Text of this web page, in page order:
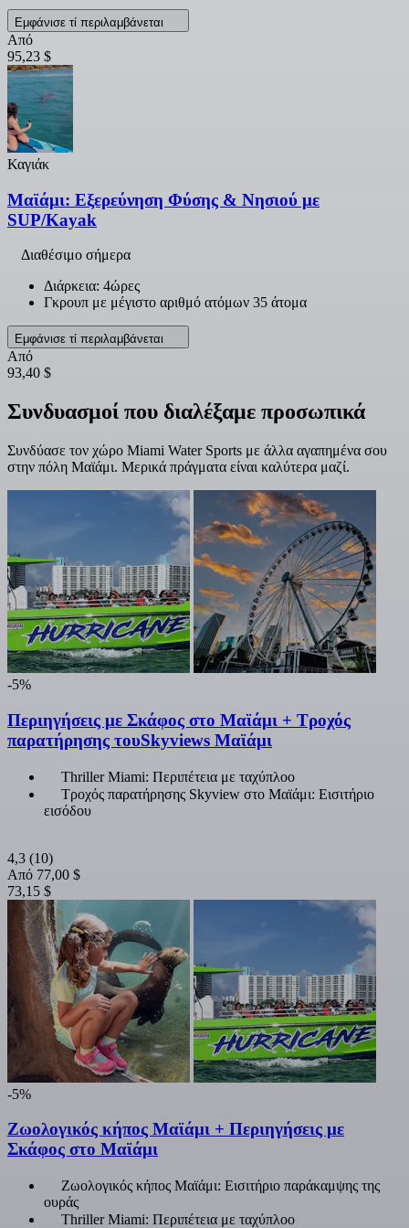
Εμφάνισε τί περιλαμβάνεται
Από
95,23 $
Καγιάκ
Μαϊάμι: Εξερεύνηση Φύσης & Νησιού με
SUP/Kayak
Διαθέσιμο σήμερα
Διάρκεια: 4ώρες
Γκρουπ με μέγιστο αριθμό ατόμων 35 άτομα
Εμφάνισε τί περιλαμβάνεται
Από
93,40 $
Συνδυασμοί που διαλέξαμε προσωπικά
Συνδύασε τον χώρο Miami Water Sports με άλλα αγαπημένα σου
στην πόλη Μαϊάμι. Μερικά πράγματα είναι καλύτερα μαζί.
-5%
Περιηγήσεις με Σκάφος στο Μαϊάμι + Τροχός
παρατήρησης τουSkyviews Μαϊάμι
Thriller Miami: Περιπέτεια με ταχύπλοο
Τροχός παρατήρησης Skyview στο Μαϊάμι: Εισιτήριο
εισόδου
4,3 (10)
Από 77,00 $
73,15 $
-5%
Ζωολογικός κήπος Μαϊάμι + Περιηγήσεις με
Σκάφος στο Μαϊάμι
Ζωολογικός κήπος Μαϊάμι: Εισιτήριο παράκαμψης της
ουράς
Thriller Miami: Περιπέτεια με ταχύπλοο